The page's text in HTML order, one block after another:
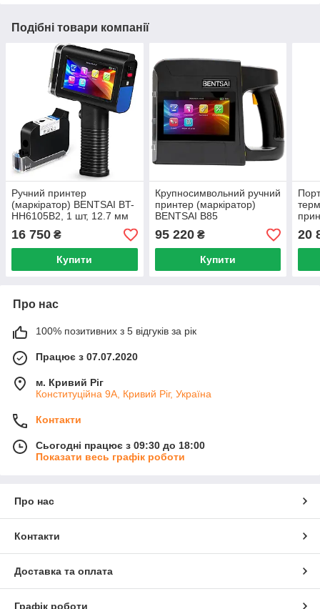
Подібні товари компанії
Ручний принтер
(маркіратор) BENTSAI BT-
HH6105B2, 1 шт, 12.7 мм
16 750 ₴
Купити
Крупносимвольний ручний
принтер (маркіратор)
BENTSAI B85
95 220₴
Купити
20
Про нас
100% позитивних з 5 відгуків за рік
Працює з 07.07.2020
м. Кривий Ріг
Конституційна 9А, Кривий Ріг, Україна
Контакти
Сьогодні працює з 09:30 до 18:00
Показати весь графік роботи
Про нас
Контакти
Доставка та оплата
Графік роботи